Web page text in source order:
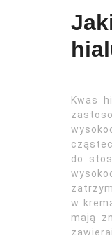
Kwas
do
w
mają